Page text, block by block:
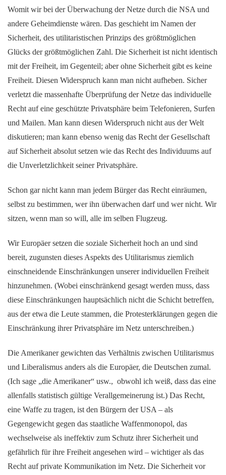
Womit wir bei der Überwachung der Netze durch die NSA und
andere Geheimdienste wären. Das geschieht im Namen der
Sicherheit, des utilitaristischen Prinzips des größtmöglichen
Glücks der größtmöglichen Zahl. Die Sicherheit ist nicht identisch
mit der Freiheit, im Gegenteil; aber ohne Sicherheit gibt es keine
Freiheit. Diesen Widerspruch kann man nicht aufheben. Sicher
verletzt die massenhafte Überprüfung der Netze das individuelle
Recht auf eine geschützte Privatsphäre beim Telefonieren, Surfen
und Mailen. Man kann diesen Widerspruch nicht aus der Welt
diskutieren; man kann ebenso wenig das Recht der Gesellschaft
auf Sicherheit absolut setzen wie das Recht des Individuums auf
die Unverletzlichkeit seiner Privatsphäre.
Schon gar nicht kann man jedem Bürger das Recht einräumen,
selbst zu bestimmen, wer ihn überwachen darf und wer nicht. Wir
sitzen, wenn man so will, alle im selben Flugzeug.
Wir Europäer setzen die soziale Sicherheit hoch an und sind
bereit, zugunsten dieses Aspekts des Utilitarismus ziemlich
einschneidende Einschränkungen unserer individuellen Freiheit
hinzunehmen. (Wobei einschränkend gesagt werden muss, dass
diese Einschränkungen hauptsächlich nicht die Schicht betreffen,
aus der etwa die Leute stammen, die Protesterklärungen gegen die
Einschränkung ihrer Privatsphäre im Netz unterschreiben.)
Die Amerikaner gewichten das Verhältnis zwischen Utilitarismus
und Liberalismus anders als die Europäer, die Deutschen zumal.
(Ich sage „die Amerikaner“ usw., obwohl ich weiß, dass das eine
allenfalls statistisch gültige Verallgemeinerung ist.) Das Recht,
eine Waffe zu tragen, ist den Bürgern der USA – als
Gegengewicht gegen das staatliche Waffenmonopol, das
wechselweise als ineffektiv zum Schutz ihrer Sicherheit und
gefährlich für ihre Freiheit angesehen wird – wichtiger als das
Recht auf private Kommunikation im Netz. Die Sicherheit vor